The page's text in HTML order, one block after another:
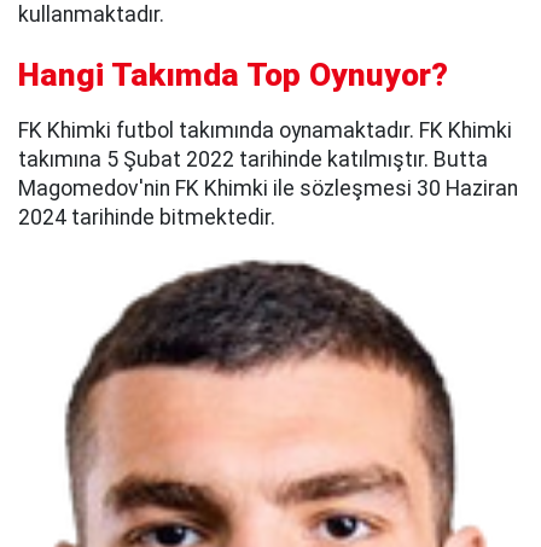
kullanmaktadır.
Hangi Takımda Top Oynuyor?
FK Khimki futbol takımında oynamaktadır. FK Khimki
takımına 5 Şubat 2022 tarihinde katılmıştır. Butta
Magomedov'nin FK Khimki ile sözleşmesi 30 Haziran
2024 tarihinde bitmektedir.